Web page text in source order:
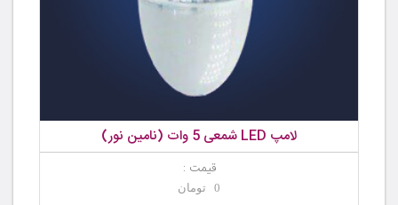
لامپ LED شمعی 5 وات (نامین نور)
قیمت :
0 تومان